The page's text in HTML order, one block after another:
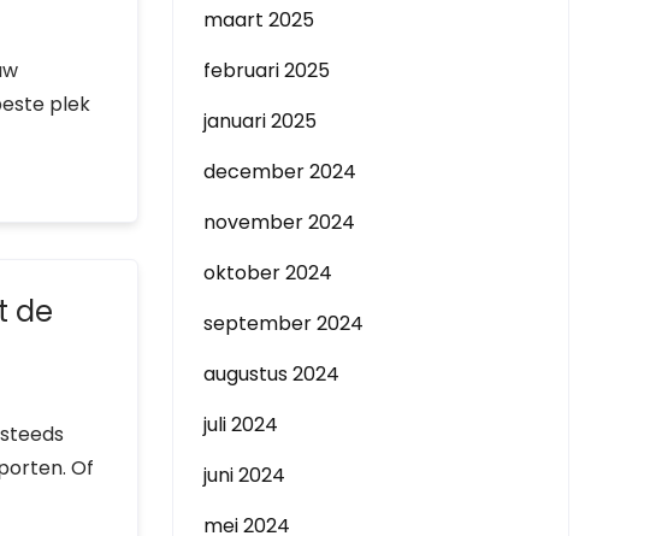
plek
de
Of
maart 2025
februari 2025
januari 2025
december 2024
november 2024
oktober 2024
september 2024
augustus 2024
juli 2024
juni 2024
mei 2024